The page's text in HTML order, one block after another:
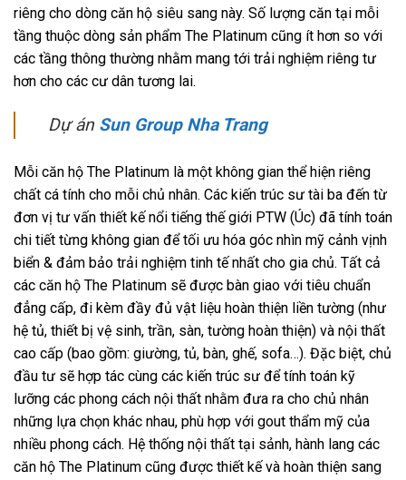
riêng cho dòng căn hộ siêu sang này. Số lượng căn tại mỗi
tầng thuộc dòng sản phẩm The Platinum cũng ít hơn so với
các tầng thông thường nhằm mang tới trải nghiệm riêng tư
hơn cho các cư dân tương lai.
Dự án Sun Group Nha Trang
Mỗi căn hộ The Platinum là một không gian thể hiện riêng
chất cá tính cho mỗi chủ nhân. Các kiến trúc sư tài ba đến từ
đơn vị tư vấn thiết kế nổi tiếng thế giới PTW (Úc) đã tính toán
chi tiết từng không gian để tối ưu hóa góc nhìn mỹ cảnh vịnh
biển & đảm bảo trải nghiệm tinh tế nhất cho gia chủ. Tất cả
các căn hộ The Platinum sẽ được bàn giao với tiêu chuẩn
đẳng cấp, đi kèm đầy đủ vật liệu hoàn thiện liền tường (như
hệ tủ, thiết bị vệ sinh, trần, sàn, tường hoàn thiện) và nội thất
cao cấp (bao gồm: giường, tủ, bàn, ghế, sofa…). Đặc biệt, chủ
đầu tư sẽ hợp tác cùng các kiến trúc sư để tính toán kỹ
lưỡng các phong cách nội thất nhằm đưa ra cho chủ nhân
những lựa chọn khác nhau, phù hợp với gout thẩm mỹ của
nhiều phong cách. Hệ thống nội thất tại sảnh, hành lang các
căn hộ The Platinum cũng được thiết kế và hoàn thiện sang